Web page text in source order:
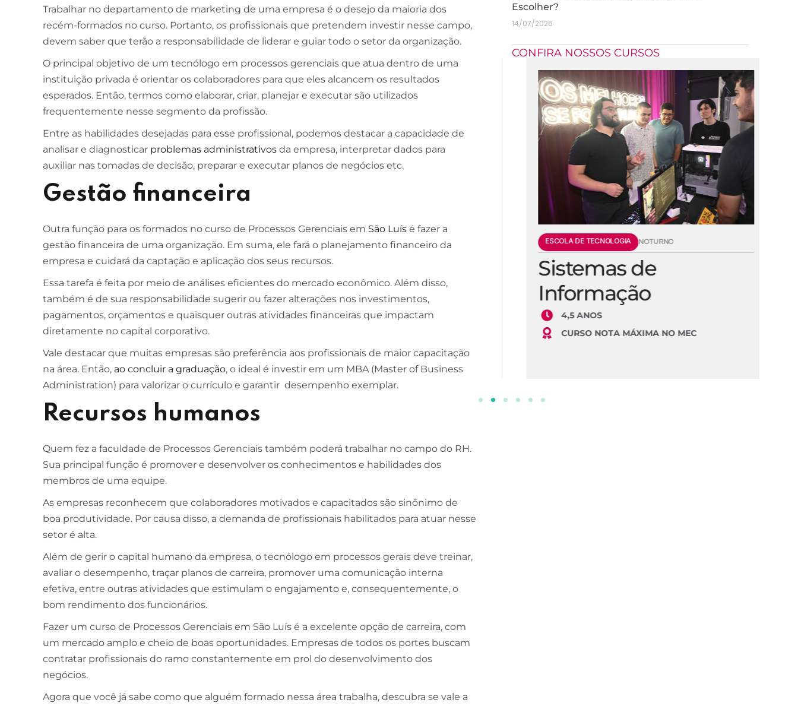
Trabalhar no departamento de marketing de uma empresa é o desejo da maioria dos
recém-formados no curso. Portanto, os profissionais que pretendem investir nesse campo,
devem saber que terão a responsabilidade de liderar e guiar todo o setor da organização.
O principal objetivo de um tecnólogo em processos gerenciais que atua dentro de uma
instituição privada é orientar os colaboradores para que eles alcancem os resultados
esperados. Então, termos como elaborar, criar, planejar e executar são utilizados
frequentemente nesse segmento da profissão.
Entre as habilidades desejadas para esse profissional, podemos destacar a capacidade de
analisar e diagnosticar problemas administrativos da empresa, interpretar dados para
auxiliar nas tomadas de decisão, preparar e executar planos de negócios etc.
Gestão financeira
Outra função para os formados no curso de Processos Gerenciais em São Luís é fazer a
gestão financeira de uma organização. Em suma, ele fará o planejamento financeiro da
empresa e cuidará da captação e aplicação dos seus recursos.
Essa tarefa é feita por meio de análises eficientes do mercado econômico. Além disso,
também é de sua responsabilidade sugerir ou fazer alterações nos investimentos,
pagamentos, orçamentos e quaisquer outras atividades financeiras que impactam
diretamente no capital corporativo.
Vale destacar que muitas empresas são preferência aos profissionais de maior capacitação
na área. Então, ao concluir a graduação, o ideal é investir em um MBA (Master of Business
Administration) para valorizar o currículo e garantir desempenho exemplar.
Recursos humanos
Quem fez a faculdade de Processos Gerenciais também poderá trabalhar no campo do RH.
Sua principal função é promover e desenvolver os conhecimentos e habilidades dos
membros de uma equipe.
As empresas reconhecem que colaboradores motivados e capacitados são sinônimo de
boa produtividade. Por causa disso, a demanda de profissionais habilitados para atuar nesse
setor é alta.
Além de gerir o capital humano da empresa, o tecnólogo em processos gerais deve treinar,
avaliar o desempenho, traçar planos de carreira, promover uma comunicação interna
efetiva, entre outras atividades que estimulam o engajamento e, consequentemente, o
bom rendimento dos funcionários.
Fazer um curso de Processos Gerenciais em São Luís é a excelente opção de carreira, com
um mercado amplo e cheio de boas oportunidades. Empresas de todos os portes buscam
contratar profissionais do ramo constantemente em prol do desenvolvimento dos
negócios.
Agora que você já sabe como que alguém formado nessa área trabalha, descubra se vale a
Escolher?
14/07/2026
CONFIRA NOSSOS CURSOS
ESCOLA DE NEGÓCIOS NOTURNO
Contábeis
ENADE/MEC
ESCOLA DE NEGÓCIOS NOTURNO
Processos Gerenciais
INSCREVA-SE!
ESCOLA DE TECNOLOGIA NOTURNO
Sistemas de
Informação
4,5 ANOS
CURSO NOTA MÁXIMA NO MEC